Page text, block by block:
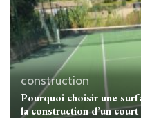
construction
Pourquoi choisir une
la construction d’un